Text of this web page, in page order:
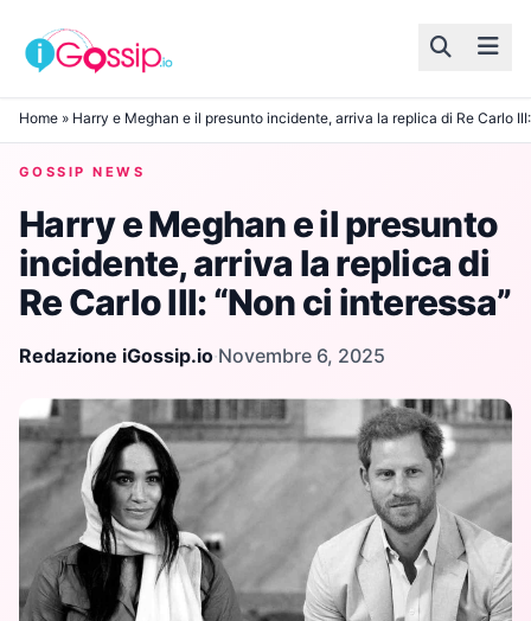
Skip to content
Home » Harry e Meghan e il presunto incidente, arriva la replica di Re Carlo
GOSSIP NEWS
Harry e Meghan e il presunto
incidente, arriva la replica di
Re Carlo III: “Non ci interessa”
Redazione iGossip.io·Novembre 6, 2025